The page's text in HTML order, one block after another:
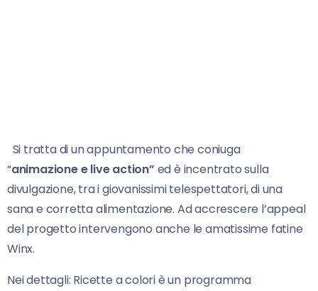
Si tratta di un appuntamento che coniuga
“animazione e live action” ed è incentrato sulla
divulgazione, tra i giovanissimi telespettatori, di una
sana e corretta alimentazione. Ad accrescere l’appeal
del progetto intervengono anche le amatissime fatine
Winx.
Nei dettagli: Ricette a colori è un programma